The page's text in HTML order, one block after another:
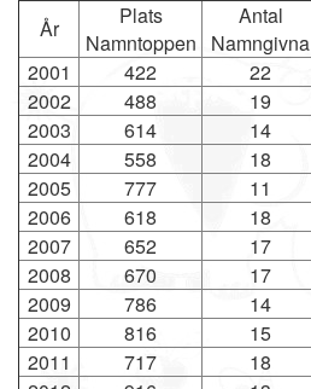
År
Plats
Namntoppen
Antal
Namngivna
2001
422
22
2002
488
19
2003
614
14
2004
558
18
2005
777
11
2006
618
18
2007
652
17
2008
670
17
2009
786
14
2010
816
15
2011
717
18